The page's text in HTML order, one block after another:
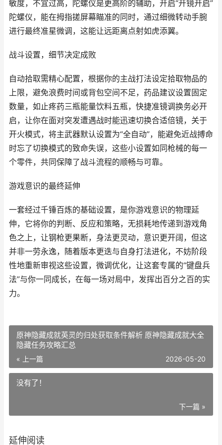
敏度，不宜过高，陀螺仪是更高阶的辅助，开启“开镜开启”
陀螺仪，能在拇指搓屏幕瞄准的同时，通过细微转动手腕
进行最终准星微调，这能让远距离点射如虎添翼。
战斗设置，细节决定成败
自动拾取需精心配置，根据你的主战打法设定拾取物品的
上限，避免浪费时间或背包空间不足，药品建议设置固定
数量，如止疼药三瓶能量饮料五瓶，快捷准镜调换务必开
启，让你在面对突发遭遇战时能迅速切换合适倍镜，关于
开火模式，将主武器默认设置为“全自动”，能避免近战搏命
时忘了切换模式的致命失误，这些小设置如同枪械的每一
个零件，共同保障了战斗流程的顺畅与可靠。
游戏意识的最终延伸
一套经过千锤百炼的基础设置，是你游戏意识的物理延
伸，它将你的判断、反应和策略，无损耗地传递到游戏角
色之上，让钢枪更果断，身法更灵动，意识更开阔，但这
并非一劳永逸，随着版本更迭与自身打法进化，不妨阶段
性地重新审视这些设置，微调优化，让这套专属的“键盘兵
法”与你一同成长，在每一场对局中，发挥出百分之百的实
力。
原神隐藏成就英灵的归处获取条件解析 原神隐藏成就大全
隐藏任务攻略汇总
« 上一篇 2026-05-20
没有了！
下一篇 »
延伸阅读